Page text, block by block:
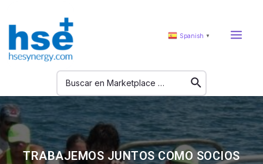
Spanish ▼
TRABAJEMOS JUNTOS COMO SOCIOS